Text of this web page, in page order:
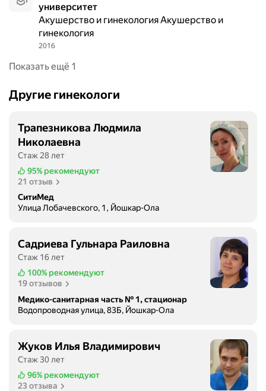
университет
Акушерство и гинекология Акушерство и
гинекология
2016
Показать ещё 1
Другие гинекологи
Трапезникова Людмила
Николаевна
Стаж 28 лет
95% рекомендуют
21 отзыв
СитиМед
Улица Лобачевского, 1, Йошкар-Ола
Садриева Гульнара Раиловна
Стаж 16 лет
100% рекомендуют
19 отзывов
Медико-санитарная часть № 1, стационар
Водопроводная улица, 83Б, Йошкар-Ола
Жуков Илья Владимирович
Стаж 30 лет
96% рекомендуют
23 отзыва